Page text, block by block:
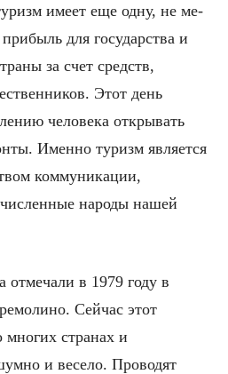
имеет еще одну, не ме­
для государства и
за счет средств,
Этот день
человека открывать
Именно туризм является
коммуникации,
наро­ды нашей
в 1979 году в
Сейчас этот
многих странах и
и весело. Проводят